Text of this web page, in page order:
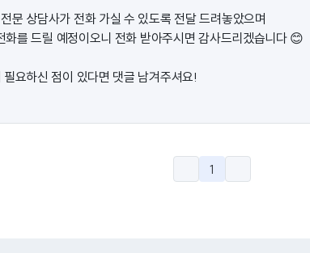
문 상담사가 전화 가실 수 있도록 전달 드려놓았으며
를 드릴 예정이오니 전화 받아주시면 감사드리겠습니다 😊
요하신 점이 있다면 댓글 남겨주셔요!
1